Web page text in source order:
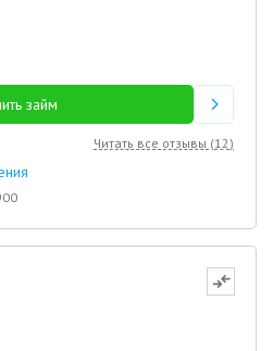
займ
Читать все отзывы (12)